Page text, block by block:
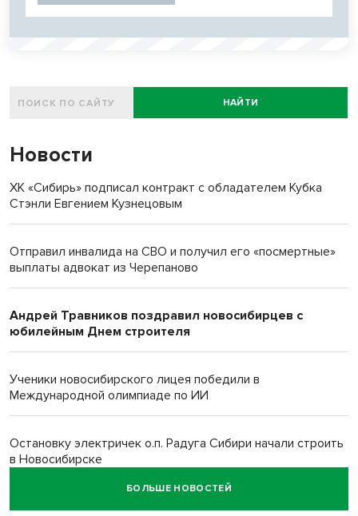
НАЙТИ
Новости
ХК «Сибирь» подписал контракт с обладателем Кубка
Стэнли Евгением Кузнецовым
Отправил инвалида на СВО и получил его «посмертные»
выплаты адвокат из Черепаново
Андрей Травников поздравил новосибирцев с
юбилейным Днем строителя
Ученики новосибирского лицея победили в
Международной олимпиаде по ИИ
Остановку электричек о.п. Радуга Сибири начали строить
в Новосибирске
Транспортная прокуратура проверит S7 после инцидента
БОЛЬШЕ НОВОСТЕЙ